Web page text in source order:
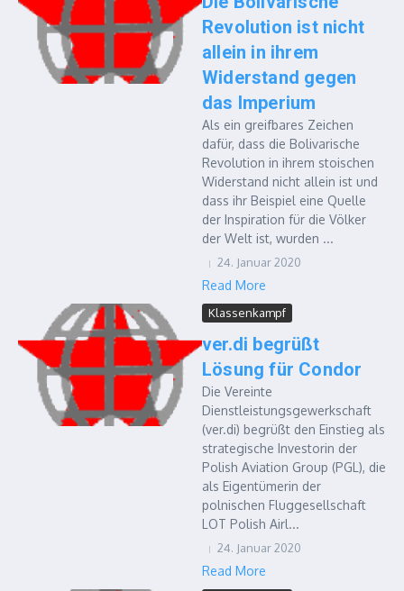
Revolution ist nicht
allein in ihrem
Widerstand gegen
das Imperium
Als ein greifbares Zeichen
dafür, dass die Bolivarische
Revolution in ihrem stoischen
Widerstand nicht allein ist und
dass ihr Beispiel eine Quelle
der Inspiration für die Völker
der Welt ist, wurden ...
24. Januar 2020
Read More
Klassenkampf
ver.di begrüßt
Lösung für Condor
Die Vereinte
Dienstleistungsgewerkschaft
(ver.di) begrüßt den Einstieg als
strategische Investorin der
Polish Aviation Group (PGL), die
als Eigentümerin der
polnischen Fluggesellschaft
LOT Polish Airl...
24. Januar 2020
Read More